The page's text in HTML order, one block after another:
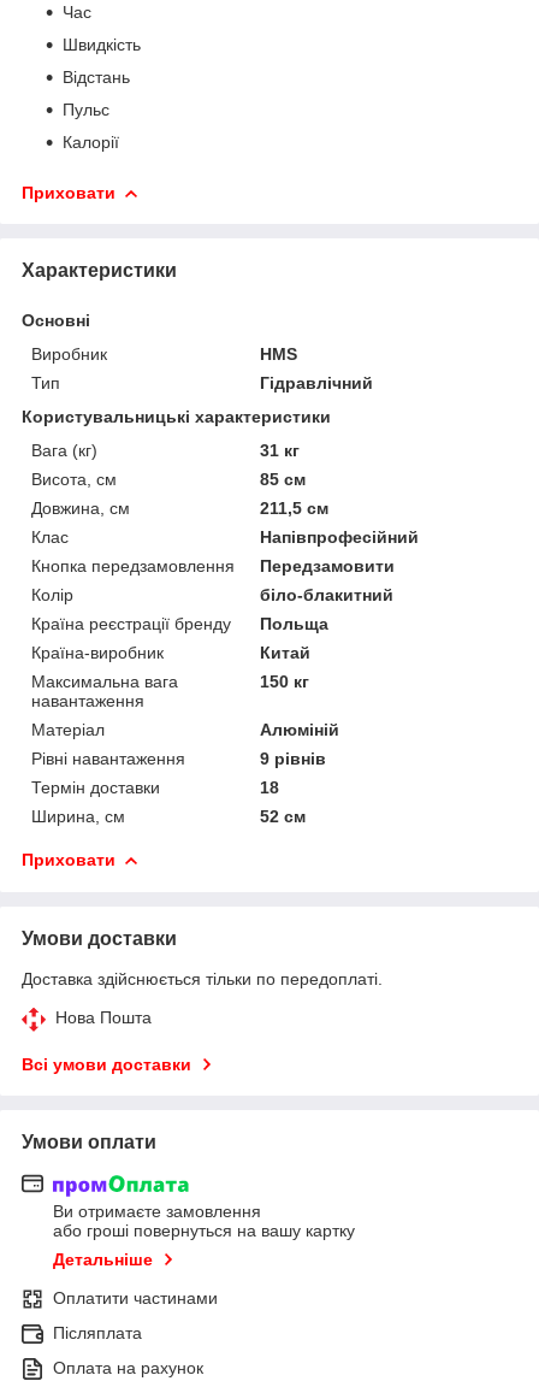
Час
Швидкість
Відстань
Пульс
Калорії
Приховати
Характеристики
Основні
Виробник
HMS
Тип
Гідравлічний
Користувальницькі характеристики
Вага (кг)
31 кг
Висота, см
85 см
Довжина, см
211,5 см
Клас
Напівпрофесійний
Кнопка передзамовлення
Передзамовити
Колір
біло-блакитний
Країна реєстрації бренду
Польща
Країна-виробник
Китай
Максимальна вага
навантаження
150 кг
Матеріал
Алюміній
Рівні навантаження
9 рівнів
Термін доставки
18
Ширина, см
52 см
Приховати
Умови доставки
Доставка здійснюється тільки по передоплаті.
Нова Пошта
Всі умови доставки
Умови оплати
Ви отримаєте замовлення
або гроші повернуться на вашу картку
Детальніше
Оплатити частинами
Післяплата
Оплата на рахунок